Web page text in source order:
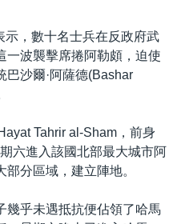
，數十名士兵在反政府武
一波襲擊席捲阿勒頗，迫使
巴沙爾·阿薩德(Bashar
Tahrir al-Sham，前身
六進入該國北部最大城市阿
分區域，建立陣地。
幾乎未遇抵抗便佔領了哈馬